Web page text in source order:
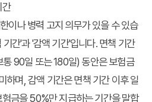
간
이나 병력 고지 의무가 있을 수 있습
간'과 '감액 기간'입니다. 면책 기간
통 90일 또는 180일) 동안은 보험금
하며, 감액 기간은 면책 기간 이후 일
금을 50%만 지급하는 기간을 말합